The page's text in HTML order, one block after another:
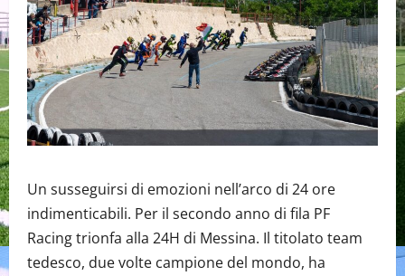
Un susseguirsi di emozioni nell’arco di 24 ore
indimenticabili. Per il secondo anno di fila PF
Racing trionfa alla 24H di Messina. Il titolato team
tedesco, due volte campione del mondo, ha